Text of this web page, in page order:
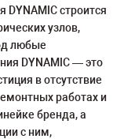
строится
узлов,
любые
DYNAMIC — это
в отсутствие
работах и
бренда, а
с ним,